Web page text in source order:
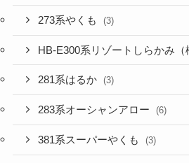
273系やくも (3)
HB-E300系リゾートしらかみ（
281系はるか (3)
283系オーシャンアロー (6)
381系スーパーやくも (3)